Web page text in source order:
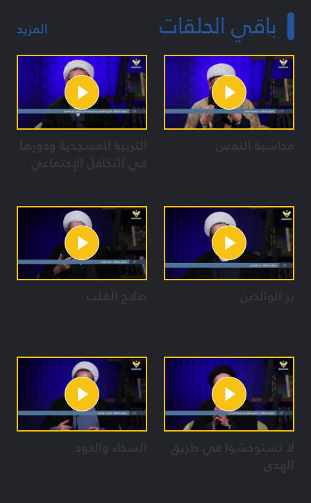
باقي الحلقات المزيد
محاسبة النفس التربية المسجدية ودورها
في التكافل الإجتماعي
بر الوالدين صلاح القلب
لا تستوحشوا في طريق
الهدى
السخاء والجود